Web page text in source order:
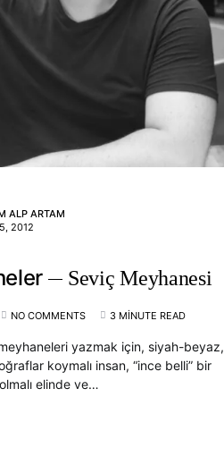
ALP ARTAM
2012
Seviç Meyhanesi
NO COMMENTS 3 MINUTE READ
yazmak için, siyah-beyaz,
koymalı insan, “ince belli” bir
elinde ve…